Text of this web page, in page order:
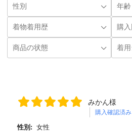
みかん様
購入確認済み
性別: 女性